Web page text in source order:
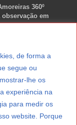
de forma a
segue ou
lhe os
experiência na
para medir os
website. Porque
360º
em
de liderança
Verão